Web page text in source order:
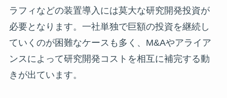
ラフィなどの装置導入には莫大な研究開発投資が
必要となります。一社単独で巨額の投資を継続し
ていくのが困難なケースも多く、M&Aやアライア
ンスによって研究開発コストを相互に補完する動
きが出ています。